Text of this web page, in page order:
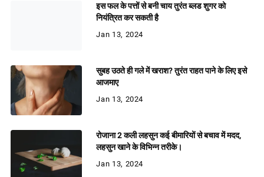
इस फल के पत्तों से बनी चाय तुरंत ब्लड शुगर को
नियंत्रित कर सकती है
Jan 13, 2024
सुबह उठते ही गले में खराश? तुरंत राहत पाने के लिए इसे
आजमाए
Jan 13, 2024
रोजाना 2 कली लहसुन कई बीमारियों से बचाव में मदद,
लहसुन खाने के विभिन्न तरीके।
Jan 13, 2024